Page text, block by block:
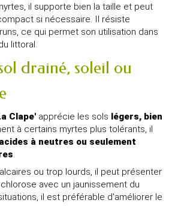
il supporte bien la taille et peut
si nécessaire. Il résiste
ce qui permet son utilisation dans
littoral.
drainé, soleil ou
Clape' apprécie les sols légers, bien
à certains myrtes plus tolérants, il
acides à neutres ou seulement
.
ou trop lourds, il peut présenter
avec un jaunissement du
il est préférable d'améliorer le